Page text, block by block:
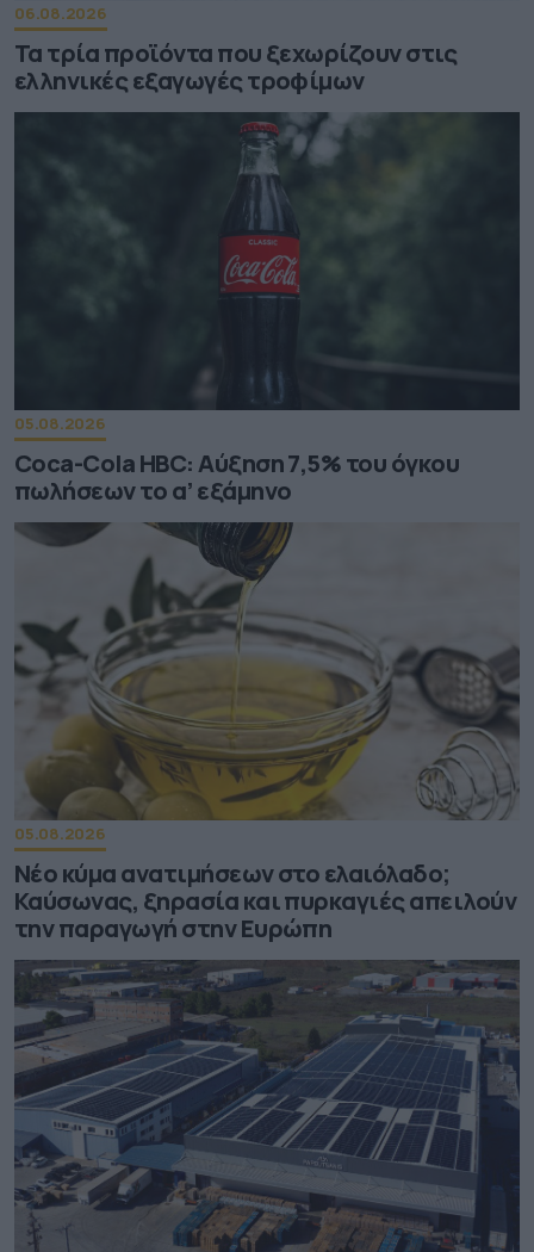
06.08.2026
Τα τρία προϊόντα που ξεχωρίζουν στις
ελληνικές εξαγωγές τροφίμων
05.08.2026
Coca-Cola HBC: Aύξηση 7,5% του όγκου
πωλήσεων το α’ εξάμηνο
05.08.2026
Νέο κύμα ανατιμήσεων στο ελαιόλαδο;
Καύσωνας, ξηρασία και πυρκαγιές απειλούν
την παραγωγή στην Ευρώπη